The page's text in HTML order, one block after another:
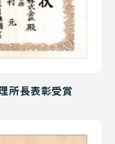
所長表彰受賞